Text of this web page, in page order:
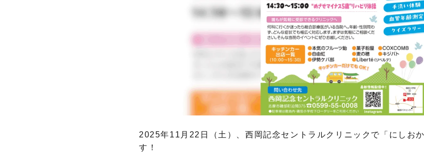
2025年11月22日（土）、西岡記念セントラルクリニックで「にしお
す！